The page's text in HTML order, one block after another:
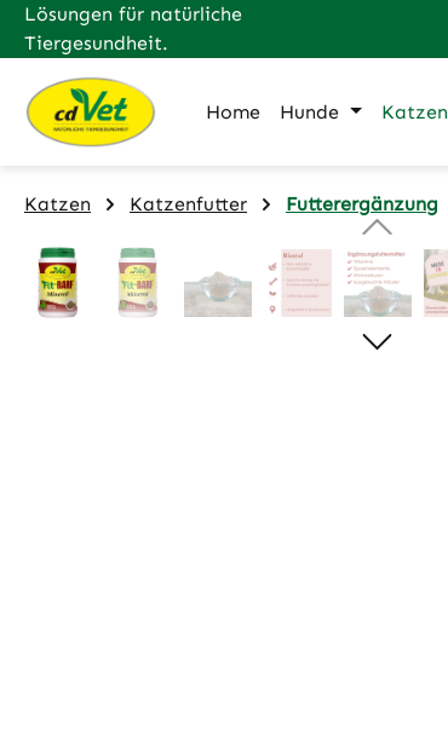
Hauptinhalt springen
Zur Suche springen
Zur Hauptnavigation springen
Lösungen für natürliche
Tiergesundheit.
Home Hunde Katzen
Katzen Katzenfutter Futterergänzung
Bildergalerie überspringen